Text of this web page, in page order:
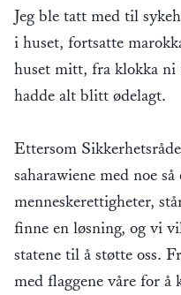
Jeg ble tatt med til
i huset, fortsatte
huset mitt, fra klokka
hadde alt blitt ødelagt.
Ettersom
saharawiene med noe
menneskerettigheter,
finne en løsning, og vi
statene til å støtte oss.
med flaggene våre for